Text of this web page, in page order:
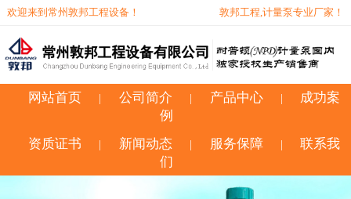
欢迎来到常州敦邦工程设备！ 敦邦工程,计量泵专业厂家！
网站首页 公司简介 产品中心
成功案
例
资质证书
| 新闻动态 | 服务保障 |
联系我
们